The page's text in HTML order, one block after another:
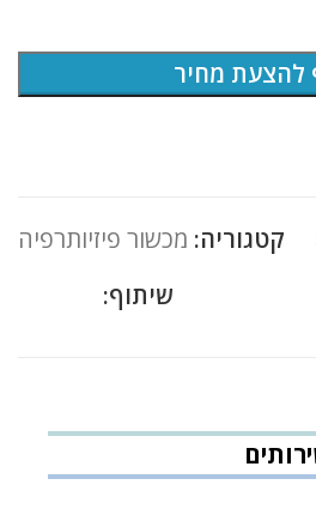
להצעת מחיר
קטגוריה: מכשור פיזיותרפיה
שיתוף: